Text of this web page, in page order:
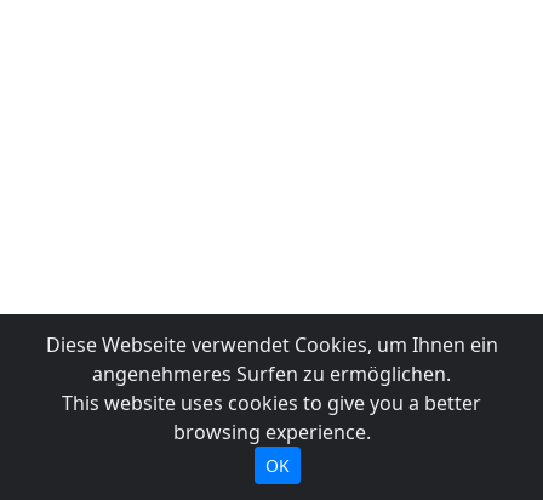
Diese Webseite verwendet Cookies, um Ihnen ein
angenehmeres Surfen zu ermöglichen.
This website uses cookies to give you a better
browsing experience.
OK